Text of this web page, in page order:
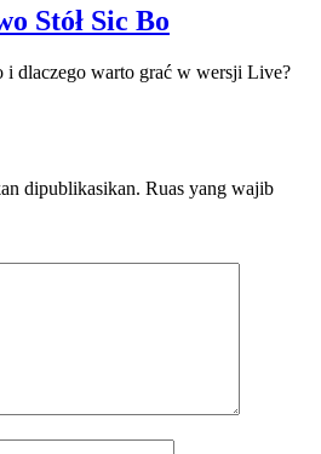
Stół Sic Bo
i dlaczego warto grać w wersji Live?
dipublikasikan. Ruas yang wajib